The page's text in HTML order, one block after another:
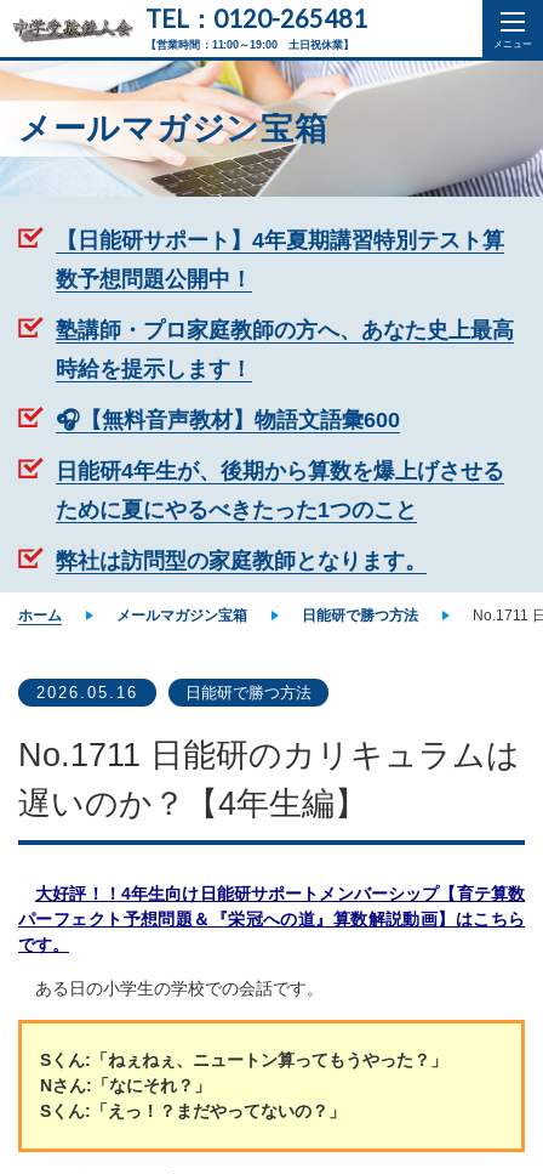
【営業時間：11:00～19:00 土日祝休業】
TEL：0120-265481
メールマガジン宝箱
【日能研サポート】4年夏期講習特別テスト算
数予想問題公開中！
塾講師・プロ家庭教師の方へ、あなた史上最高
時給を提示します！
🎧【無料音声教材】物語文語彙600
日能研4年生が、後期から算数を爆上げさせる
ために夏にやるべきたった1つのこと
弊社は訪問型の家庭教師となります。
ホーム メールマガジン宝箱 日能研で勝つ方法 No.1711
2026.05.16 日能研で勝つ方法
No.1711 日能研のカリキュラムは
遅いのか？【4年生編】
大好評！！4年生向け日能研サポートメンバーシップ【育テ算数
パーフェクト予想問題＆『栄冠への道』算数解説動画】はこちら
です。
ある日の小学生の学校での会話です。
Sくん:「ねぇねぇ、ニュートン算ってもうやった？」
Nさん:「なにそれ？」
Sくん:「えっ！？まだやってないの？」